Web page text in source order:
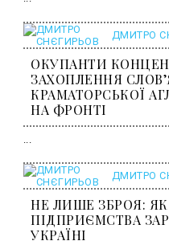
ДМИТРО
ОКУПАНТИ
ЗАХОПЛЕННЯ
КРАМАТОРСЬКОЇ
НА ФРОНТІ
ДМИТРО
НЕ ЛИШЕ ЗБРОЯ: ЯК
ПІДПРИЄМСТВА
УКРАЇНІ